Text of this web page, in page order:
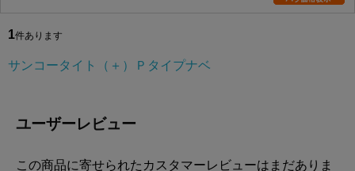
1件あります
サンコータイト（＋）Ｐタイプナベ
ユーザーレビュー
この商品に寄せられたカスタマーレビューはまだありま